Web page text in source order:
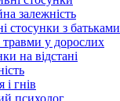
залежність
стосунки з батьками
травми у дорослих
на відстані
і гнів
психолог